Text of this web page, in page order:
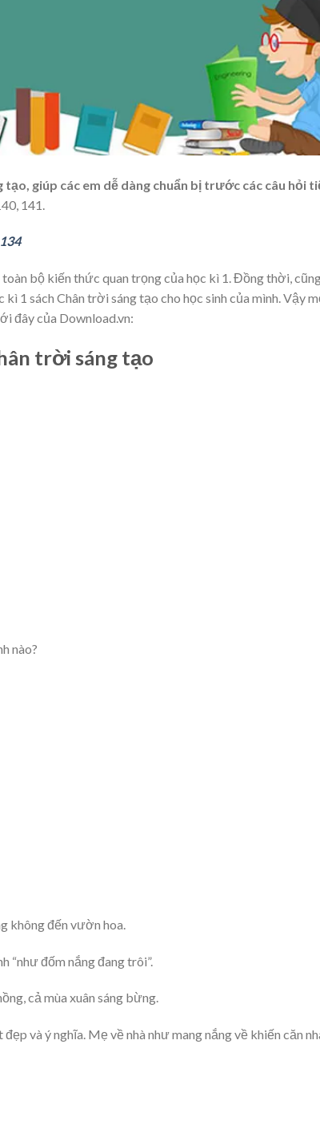
tạo, giúp các em dễ dàng chuẩn bị trước các câu hỏi
141.
bộ kiến thức quan trọng của học kì 1. Đồng thời,
1 sách Chân trời sáng tạo cho học sinh của mình. Vậy
đây của Download.vn:
trời sáng tạo
nào?
không đến vườn hoa.
“như đốm nắng đang trôi”.
cả mùa xuân sáng bừng.
và ý nghĩa. Mẹ về nhà như mang nắng về khiến căn